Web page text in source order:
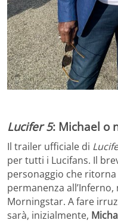
Lucifer 5: Michael o
Il trailer ufficiale di
per tutti i Lucifans. Il
personaggio che ritorna
permanenza
Morningstar. A fare
sarà, inizialmente,